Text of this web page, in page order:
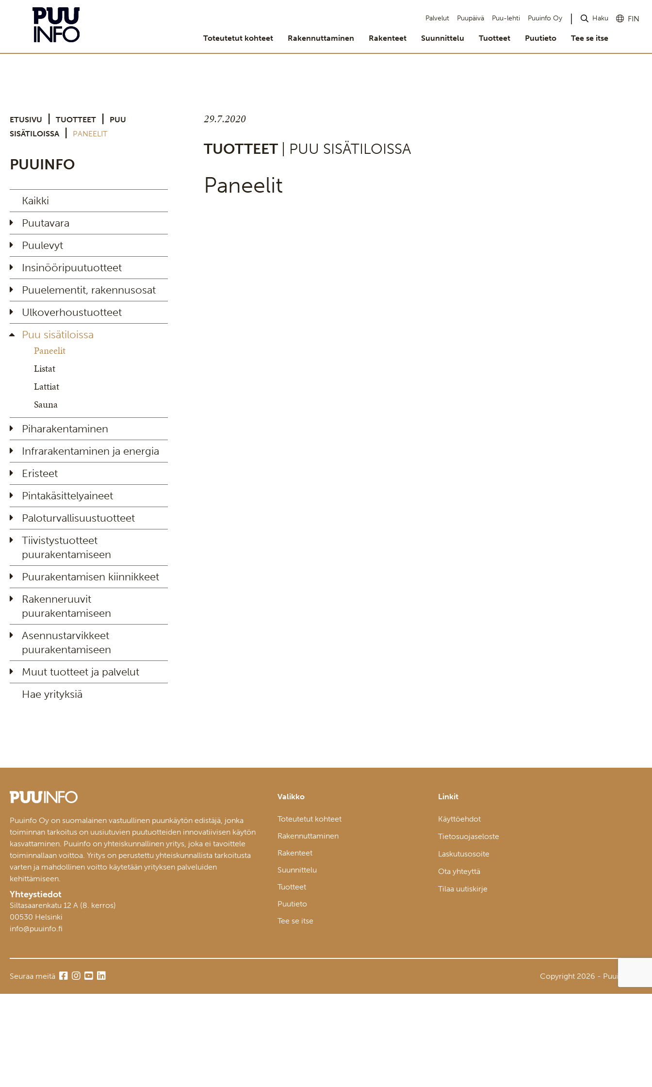
Palvelut Puupäivä Puu-lehti Puuinfo Oy Haku FIN
Toteutetut kohteet Rakennuttaminen Rakenteet Suunnittelu Tuotteet Puutieto Tee se itse
ETUSIVU TUOTTEET
PUU
SISÄTILOISSA
PANEELIT
PUUINFO
Kaikki
Puutavara
Puulevyt
Insinööripuutuotteet
Puuelementit, rakennusosat
Ulkoverhoustuotteet
Puu sisätiloissa
Paneelit
Listat
Lattiat
Sauna
Piharakentaminen
Infrarakentaminen ja energia
Eristeet
Pintakäsittelyaineet
Paloturvallisuustuotteet
Tiivistystuotteet
puurakentamiseen
Puurakentamisen kiinnikkeet
Rakenneruuvit
puurakentamiseen
Asennustarvikkeet
puurakentamiseen
Muut tuotteet ja palvelut
Hae yrityksiä
29.7.2020
TUOTTEET | PUU SISÄTILOISSA
Paneelit
Puuinfo Oy on suomalainen vastuullinen puunkäytön edistäjä, jonka
toiminnan tarkoitus on uusiutuvien puutuotteiden innovatiivisen käytön
kasvattaminen. Puuinfo on yhteiskunnallinen yritys, joka ei tavoittele
toiminnallaan voittoa. Yritys on perustettu yhteiskunnallista tarkoitusta
varten ja mahdollinen voitto käytetään yrityksen palveluiden
kehittämiseen.
Yhteystiedot
Siltasaarenkatu 12 A (8. kerros)
00530 Helsinki
info@puuinfo.fi
Valikko
Toteutetut kohteet
Rakennuttaminen
Rakenteet
Suunnittelu
Tuotteet
Puutieto
Tee se itse
Linkit
Käyttöehdot
Tietosuojaseloste
Laskutusosoite
Ota yhteyttä
Tilaa uutiskirje
Seuraa meitä Copyright 2026 - Puuinfo Oy